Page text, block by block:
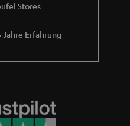
Stores
Jahre Erfahrung